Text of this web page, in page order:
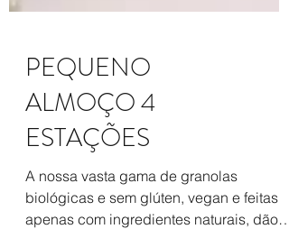
PEQUENO
ALMOÇO 4
ESTAÇÕES
A nossa vasta gama de granolas